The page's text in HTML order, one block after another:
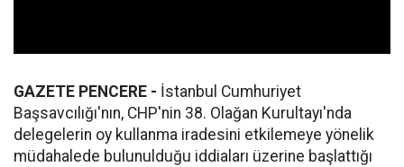
GAZETE PENCERE - İstanbul Cumhuriyet
Başsavcılığı'nın, CHP'nin 38. Olağan Kurultayı'nda
delegelerin oy kullanma iradesini etkilemeye yönelik
müdahalede bulunulduğu iddiaları üzerine başlattığı